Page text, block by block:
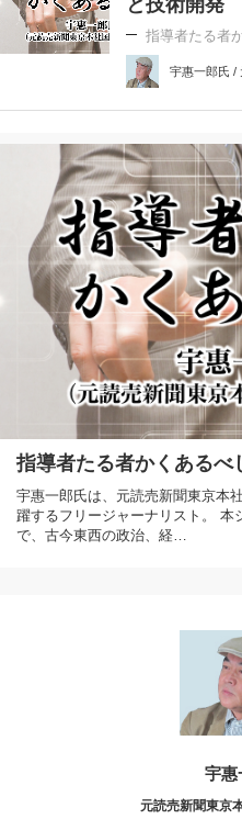
と技術開発
指導者たる者
宇惠一郎氏 /
指導者たる者かくあるべ
宇惠一郎氏は、元読売新聞東京本
躍するフリージャーナリスト。 本
で、古今東西の政治、経…
宇惠
元読売新聞東京